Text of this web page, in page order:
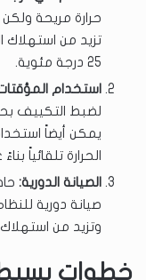
حرارة مريحة
25 درجة مئوية.
استخدام
لضبط التكييف
يمكن أيضاً
الحرارة تلقائياً
الصيانة الدورية:
صيانة دورية
وتزيد من استهلاك
خطوات